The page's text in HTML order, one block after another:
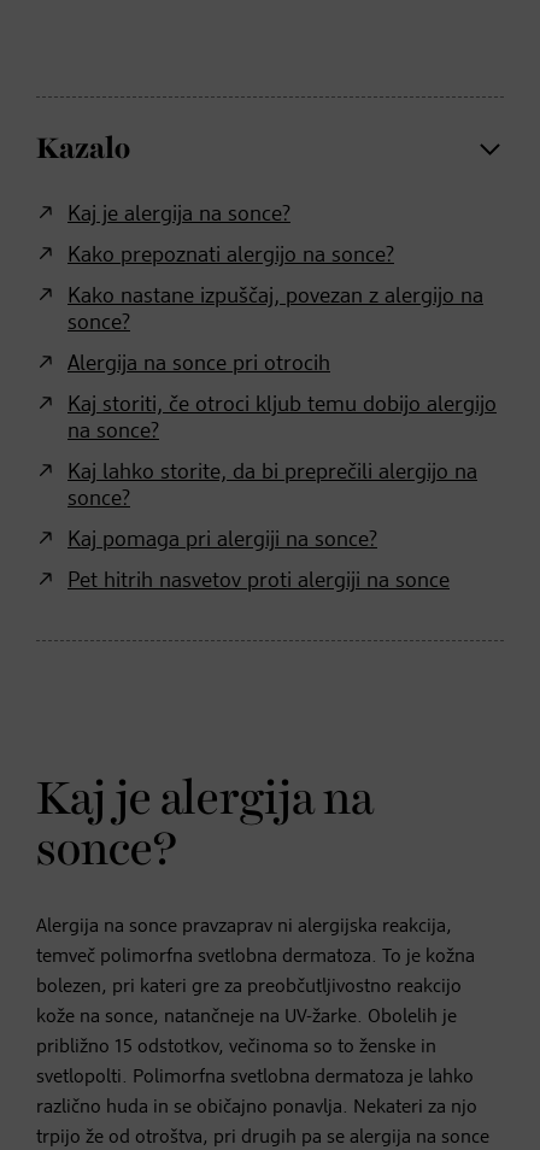
Kazalo
Kaj je alergija na sonce?
Kako prepoznati alergijo na sonce?
Kako nastane izpuščaj, povezan z alergijo na
sonce?
Alergija na sonce pri otrocih
Kaj storiti, če otroci kljub temu dobijo alergijo
na sonce?
Kaj lahko storite, da bi preprečili alergijo na
sonce?
Kaj pomaga pri alergiji na sonce?
Pet hitrih nasvetov proti alergiji na sonce
Kaj je alergija na
sonce?
Alergija na sonce pravzaprav ni alergijska reakcija,
temveč polimorfna svetlobna dermatoza. To je kožna
bolezen, pri kateri gre za preobčutljivostno reakcijo
kože na sonce, natančneje na UV-žarke. Obolelih je
približno 15 odstotkov, večinoma so to ženske in
svetlopolti. Polimorfna svetlobna dermatoza je lahko
različno huda in se običajno ponavlja. Nekateri za njo
trpijo že od otroštva, pri drugih pa se alergija na sonce